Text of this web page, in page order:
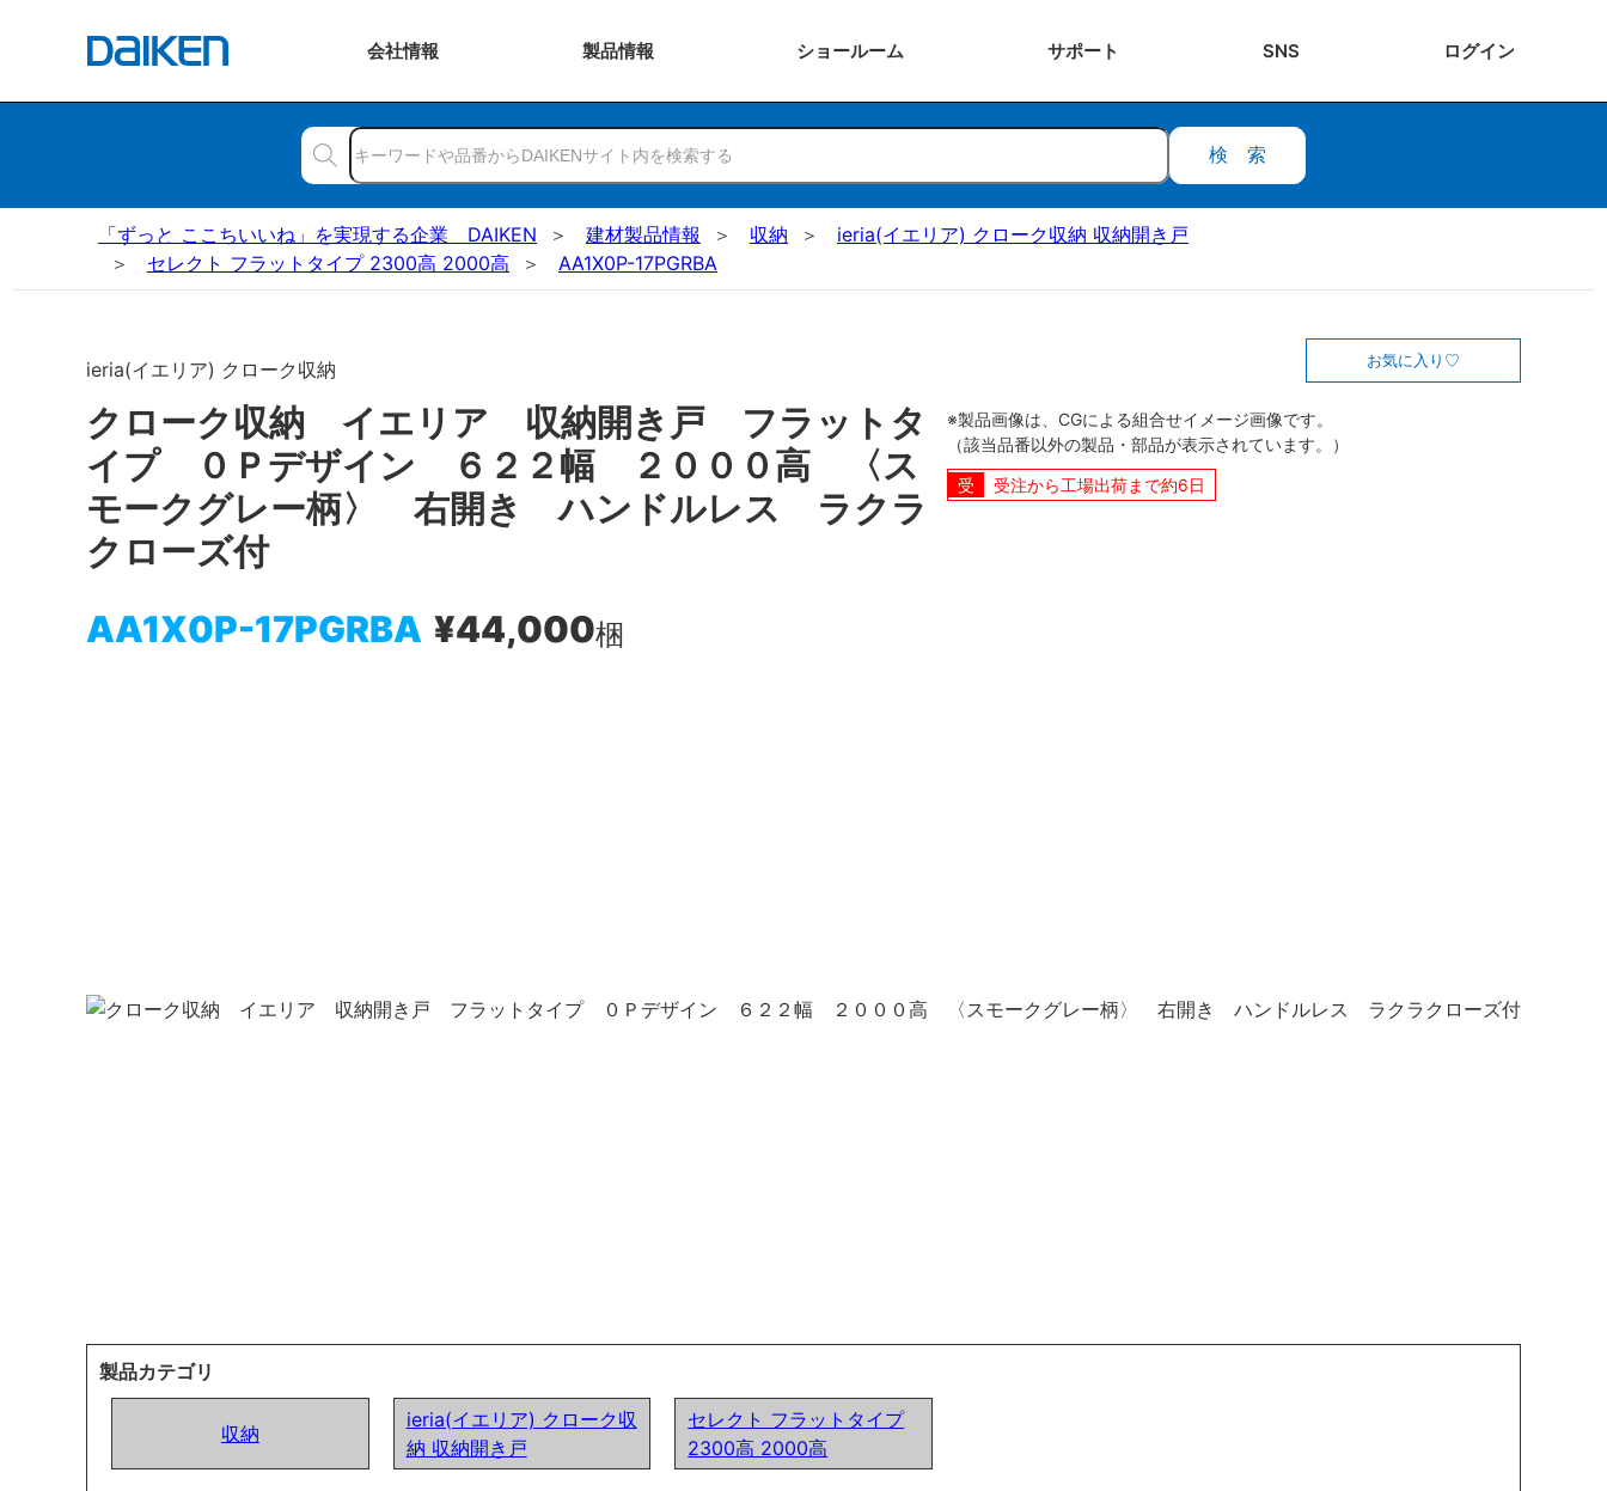
会社情報 製品情報 ショールーム サポート SNS ログイン
検索
「ずっと ここちいいね」を実現する企業 DAIKEN 建材製品情報 収納
ieria(イエリア) クローク収納 収納開き戸
セレクト フラットタイプ 2300高 2000高
AA1X0P-17PGRBA
ieria(イエリア) クローク収納
クローク収納 イエリア 収納開き戸 フラットタ
イプ ０Ｐデザイン ６２２幅 ２０００高 〈ス
モークグレー柄〉 右開き ハンドルレス ラクラ
クローズ付
AA1X0P-17PGRBA ¥44,000梱
お気に入り
※製品画像は、CGによる組合せイメージ画像です。
（該当品番以外の製品・部品が表示されています。）
受注から工場出荷まで約6日
製品カテゴリ
収納
ieria(イエリア) クローク収
納 収納開き戸
セレクト フラットタイプ
2300高 2000高